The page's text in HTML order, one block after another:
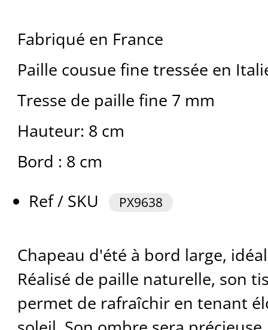
Fabriqué en France
Paille cousue fine tressée en
Tresse de paille fine 7 mm
Hauteur: 8 cm
Bord : 8 cm
Ref / SKU
PX9638
Chapeau d'été à bord large,
Réalisé de paille naturelle, son
permet de rafraîchir en tenant